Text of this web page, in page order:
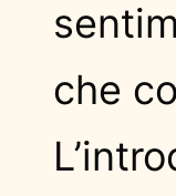
che